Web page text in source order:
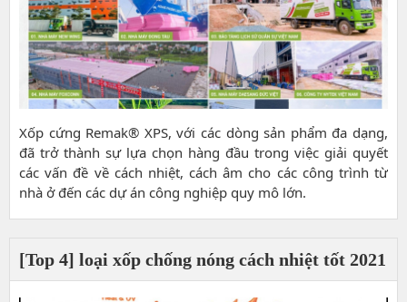
Xốp cứng Remak® XPS, với các dòng sản phẩm đa dạng,
đã trở thành sự lựa chọn hàng đầu trong việc giải quyết
các vấn đề về cách nhiệt, cách âm cho các công trình từ
nhà ở đến các dự án công nghiệp quy mô lớn.
[Top 4] loại xốp chống nóng cách nhiệt tốt 2021